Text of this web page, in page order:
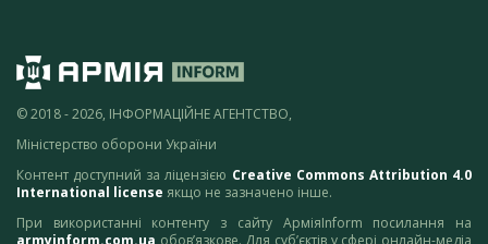
© 2018 - 2026, ІНФОРМАЦІЙНЕ АГЕНТСТВО,
Міністерство оборони України
Контент доступний за ліцензією Creative Commons Attribution 4.0
International license якщо не зазначено інше.
При використанні контенту з сайту АрміяInform посилання на